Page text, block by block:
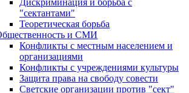
Дискриминация и борьба с
"сектантами"
Теоретическая борьба
и СМИ
Конфликты с местным населением и
организациями
Конфликты с учреждениями культуры
Защита права на свободу совести
Светские организации против "сект"